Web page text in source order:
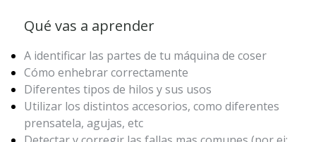
Qué vas a aprender
A identificar las partes de tu máquina de coser
Cómo enhebrar correctamente
Diferentes tipos de hilos y sus usos
Utilizar los distintos accesorios, como diferentes
prensatela, agujas, etc